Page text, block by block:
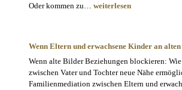
Oder kommen zu… Freunde
Freundschaften
über
die
Jahre
weiterlesen
Wenn Eltern und erwachsene Kinder an
Wenn alte Bilder Beziehungen blockieren:
zwischen Vater und Tochter neue Nähe
Familienmediation zwischen Eltern und